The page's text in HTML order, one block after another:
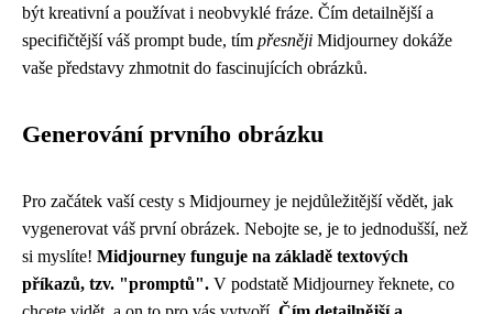
být kreativní a používat i neobvyklé fráze. Čím detailnější a
specifičtější váš prompt bude, tím přesněji Midjourney dokáže
vaše představy zhmotnit do fascinujících obrázků.
Generování prvního obrázku
Pro začátek vaší cesty s Midjourney je nejdůležitější vědět, jak
vygenerovat váš první obrázek. Nebojte se, je to jednodušší, než
si myslíte! Midjourney funguje na základě textových
příkazů, tzv. "promptů". V podstatě Midjourney řeknete, co